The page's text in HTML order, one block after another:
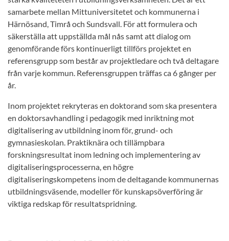
samarbete mellan Mittuniversitetet och kommunerna i
Härnösand, Timrå och Sundsvall. För att formulera och
säkerställa att uppställda mål nås samt att dialog om
genomförande förs kontinuerligt tillförs projektet en
referensgrupp som består av projektledare och två deltagare
från varje kommun. Referensgruppen träffas ca 6 gånger per
år.
Inom projektet rekryteras en doktorand som ska presentera
en doktorsavhandling i pedagogik med inriktning mot
digitalisering av utbildning inom för, grund- och
gymnasieskolan. Praktiknära och tillämpbara
forskningsresultat inom ledning och implementering av
digitaliseringsprocesserna, en högre
digitaliseringskompetens inom de deltagande kommunernas
utbildningsväsende, modeller för kunskapsöverföring är
viktiga redskap för resultatspridning.